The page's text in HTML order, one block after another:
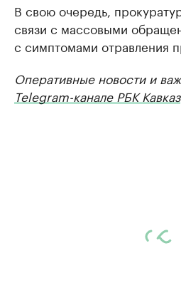
В свою очередь,
связи с массовыми
с симптомами отравления
Оперативные новости и
Telegram-канале РБК Кавказ